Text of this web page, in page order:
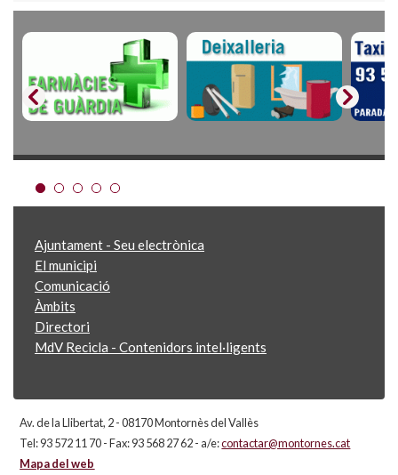
Ajuntament - Seu electrònica
El municipi
Comunicació
Àmbits
Directori
MdV Recicla - Contenidors intel·ligents
Av. de la Llibertat, 2 - 08170 Montornès del Vallès
Tel: 93 572 11 70 - Fax: 93 568 27 62 - a/e:contactar@montornes.cat
Mapa del web